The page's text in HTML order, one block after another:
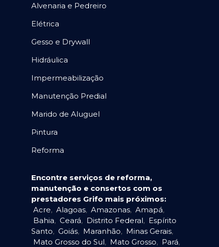
Alvenaria e Pedreiro
Elétrica
Gesso e Drywall
Hidráulica
Impermeabilização
Manutenção Predial
Marido de Aluguel
Pintura
Reforma
Encontre serviços de reforma,
manutenção e consertos com os
prestadores Grifo mais próximos:
Acre, Alagoas, Amazonas, Amapá,
Bahia, Ceará, Distrito Federal, Espírito
Santo, Goiás, Maranhão, Minas Gerais,
Mato Grosso do Sul, Mato Grosso, Pará,